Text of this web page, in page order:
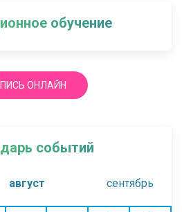
обучение
ОНЛАЙН
событий
август сентябрь